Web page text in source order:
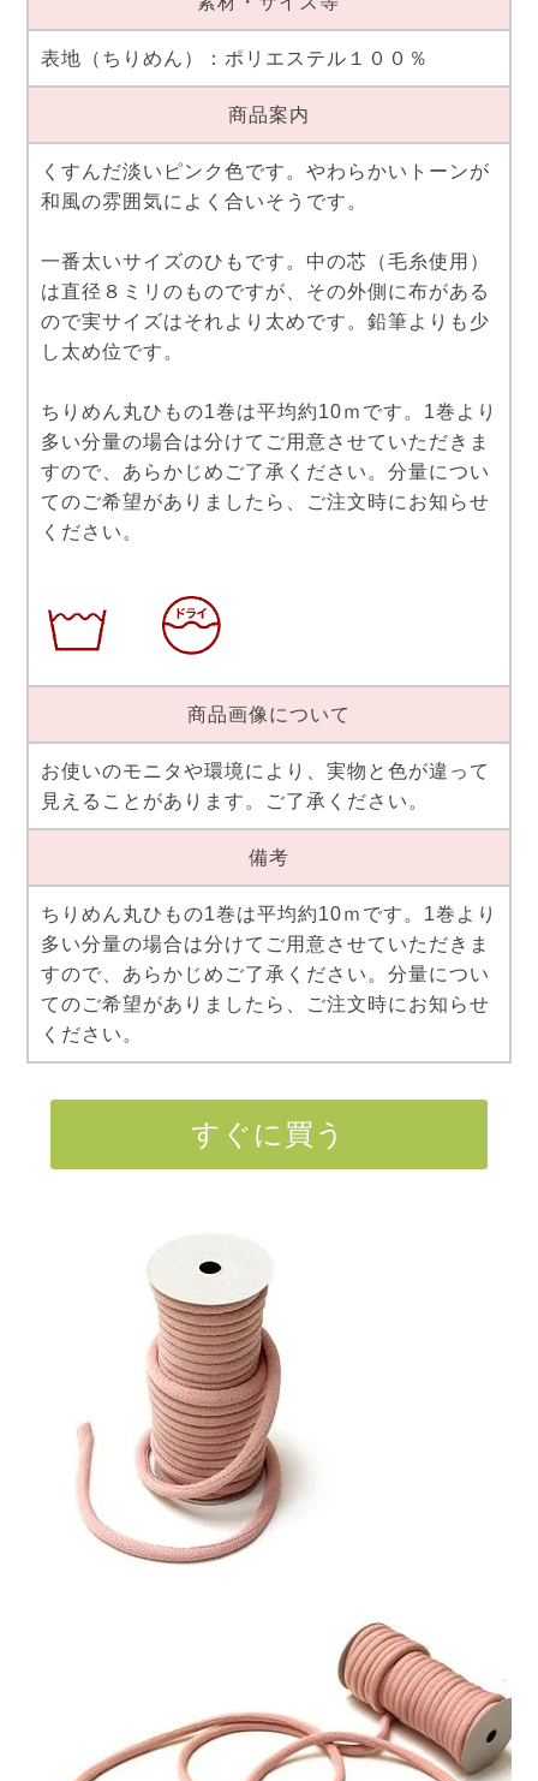
表地（ちりめん）：ポリエステル１００％
商品案内
くすんだ淡いピンク色です。やわらかいトーンが
和風の雰囲気によく合いそうです。
一番太いサイズのひもです。中の芯（毛糸使用）
は直径８ミリのものですが、その外側に布がある
ので実サイズはそれより太めです。鉛筆よりも少
し太め位です。
ちりめん丸ひもの1巻は平均約10ｍです。1巻より
多い分量の場合は分けてご用意させていただきま
すので、あらかじめご了承ください。分量につい
てのご希望がありましたら、ご注文時にお知らせ
ください。
商品画像について
お使いのモニタや環境により、実物と色が違って
見えることがあります。ご了承ください。
備考
ちりめん丸ひもの1巻は平均約10ｍです。1巻より
多い分量の場合は分けてご用意させていただきま
すので、あらかじめご了承ください。分量につい
てのご希望がありましたら、ご注文時にお知らせ
ください。
すぐに買う